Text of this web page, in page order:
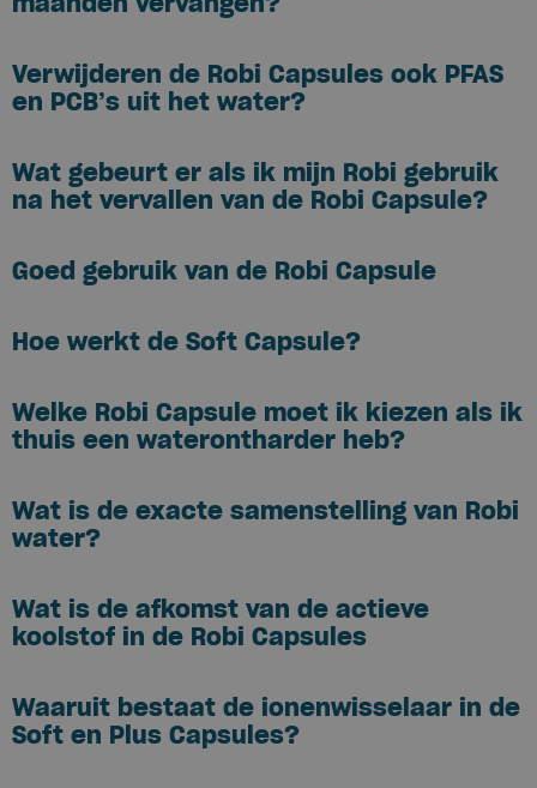
Verwijderen de Robi Capsules ook PFAS
en PCB’s uit het water?
Wat gebeurt er als ik mijn Robi gebruik
na het vervallen van de Robi Capsule?
Goed gebruik van de Robi Capsule
Hoe werkt de Soft Capsule?
Welke Robi Capsule moet ik kiezen als ik
thuis een waterontharder heb?
Wat is de exacte samenstelling van Robi
water?
Wat is de afkomst van de actieve
koolstof in de Robi Capsules
Waaruit bestaat de ionenwisselaar in de
Soft en Plus Capsules?